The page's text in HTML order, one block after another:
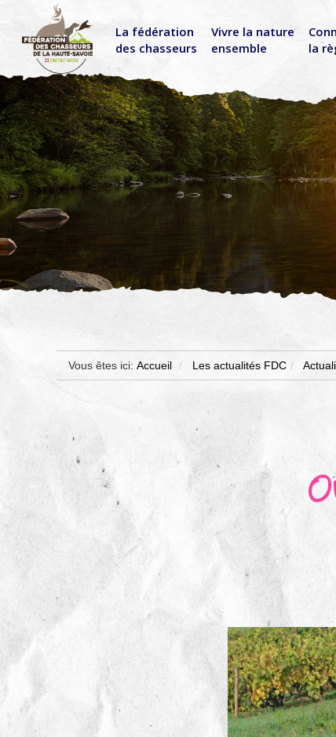
La fédération
des chasseurs
Vivre la nature
ensemble
la
Vous êtes ici: Accueil Les actualités FDC